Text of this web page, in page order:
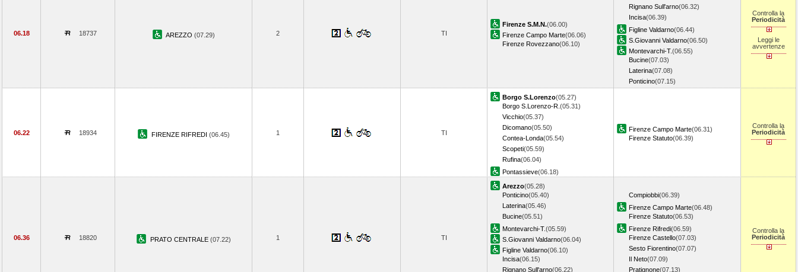
06.18 18737 AREZZO (07.29) 2 TI
Firenze S.M.N.(06.00)
Firenze Campo Marte(06.06)
Firenze Rovezzano(06.10)
Rignano Sull'arno(06.32)
Incisa(06.39)
Figline Valdarno(06.44)
S.Giovanni Valdarno(06.50)
Montevarchi-T.(06.55)
Bucine(07.03)
Laterina(07.08)
Ponticino(07.15)
Controlla la
Periodicità
Leggi le
avvertenze
06.22 18934 FIRENZE RIFREDI (06.45) 1 TI
Borgo S.Lorenzo(05.27)
Borgo S.Lorenzo-R. (05.31)
Vicchio(05.37)
Dicomano(05.50)
Contea-Londa(05.54)
Scopeti(05.59)
Rufina(06.04)
Pontassieve(06.18)
Firenze Campo Marte(06.31)
Firenze Statuto(06.39)
Controlla la
Periodicità
06.36 18820 PRATO CENTRALE (07.22) 1 TI
Arezzo(05.28)
Ponticino(05.40)
Laterina(05.46)
Bucine(05.51)
Montevarchi-T.(05.59)
S.Giovanni Valdarno(06.04)
Figline Valdarno(06.10)
Incisa(06.15)
Rignano Sull'arno(06.22)
Compiobbi(06.39)
Firenze Campo Marte(06.48)
Firenze Statuto(06.53)
Firenze Rifredi(06.59)
Firenze Castello(07.03)
Sesto Fiorentino(07.07)
Il Neto(07.09)
Pratignone(07.13)
Controlla la
Periodicità